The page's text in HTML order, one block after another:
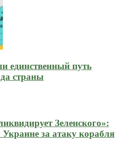
единственный путь
страны
Зеленского»:
Украине за атаку корабля